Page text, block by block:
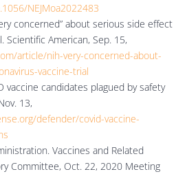
NEJMoa2022483
concerned” about serious side effect
Scientific American, Sep. 15,
article/nih-very-concerned-about-
vaccine-trial
vaccine candidates plagued by safety
13,
defender/covid-vaccine-
Vaccines and Related
Committee, Oct. 22, 2020 Meeting